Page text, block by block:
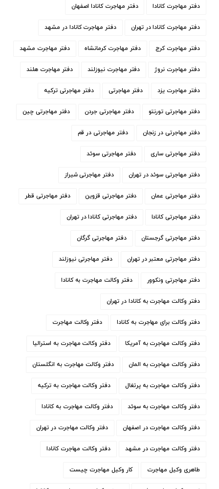
دفتر مهاجرت کانادا دفتر مهاجرت کانادا اصفهان
دفتر مهاجرت کانادا در تهران دفتر مهاجرت کانادا در مشهد
دفتر مهاجرت کرج دفتر مهاجرت کرمانشاه دفتر مهاجرت مشهد
دفتر مهاجرت نروژ دفتر مهاجرت نیوزلند دفتر مهاجرت هلند
دفتر مهاجرت یزد دفتر مهاجرتی دفتر مهاجرتی ترکیه
دفتر مهاجرتی تورنتو دفتر مهاجرتی جردن دفتر مهاجرتی چین
دفتر مهاجرتی در زنجان دفتر مهاجرتی در قم
دفتر مهاجرتی ساری دفتر مهاجرتی سوئد
دفتر مهاجرتی سوئد در تهران دفتر مهاجرتی شیراز
دفتر مهاجرتی عمان دفتر مهاجرتی قزوین دفتر مهاجرتی قطر
دفتر مهاجرتی کانادا دفتر مهاجرتی کانادا در تهران
دفتر مهاجرتی گرجستان دفتر مهاجرتی گرگان
دفتر مهاجرتی معتبر در تهران دفتر مهاجرتی نیوزلند
دفتر مهاجرتی ونکوور دفتر وكالت مهاجرت به كانادا
دفتر وكالت مهاجرت به كانادا در تهران
دفتر وکالت برای مهاجرت به کانادا دفتر وکالت مهاجرت
دفتر وکالت مهاجرت به آمریکا دفتر وکالت مهاجرت به استرالیا
دفتر وکالت مهاجرت به المان دفتر وکالت مهاجرت به انگلستان
دفتر وکالت مهاجرت به پرتغال دفتر وکالت مهاجرت به ترکیه
دفتر وکالت مهاجرت به سوئد دفتر وکالت مهاجرت به کانادا
دفتر وکالت مهاجرت در اصفهان دفتر وکالت مهاجرت در تهران
دفتر وکالت مهاجرت در مشهد دفتر وکالت مهاجرت کانادا
طاهری وکیل مهاجرت کار وکیل مهاجرت چیست